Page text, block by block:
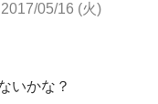
2017/05/16 (火)
いかな？